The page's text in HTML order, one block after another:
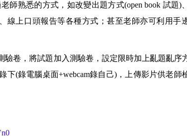
師熟悉的方式，如改變出題方式(open book 試題)
線上口頭報告等各種方式；甚至老師亦可利用手
驗卷，將試題加入測驗卷，設定限時加上亂題亂序
下(錄電腦桌面+webcam錄自己)，上傳影片供老師